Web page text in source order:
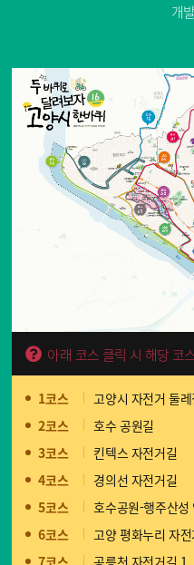
개
아래 코스 클릭 시 해당 코
1코스
고양시 자전거 둘
2코스
호수 공원길
3코스
킨텍스 자전거길
4코스
경의선 자전거길
5코스
호수공원-행주산성
6코스
고양 평화누리 자전